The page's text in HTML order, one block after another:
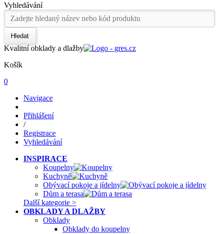
Vyhledávání
Hledat
Kvalitní obklady a dlažby
Košík
0
Navigace
Přihlášení
/
Registrace
Vyhledávání
INSPIRACE
Koupelny
Kuchyně
Obývací pokoje a jídelny
Dům a terasa
Další kategorie >
OBKLADY A DLAŽBY
Obklady
Obklady do koupelny